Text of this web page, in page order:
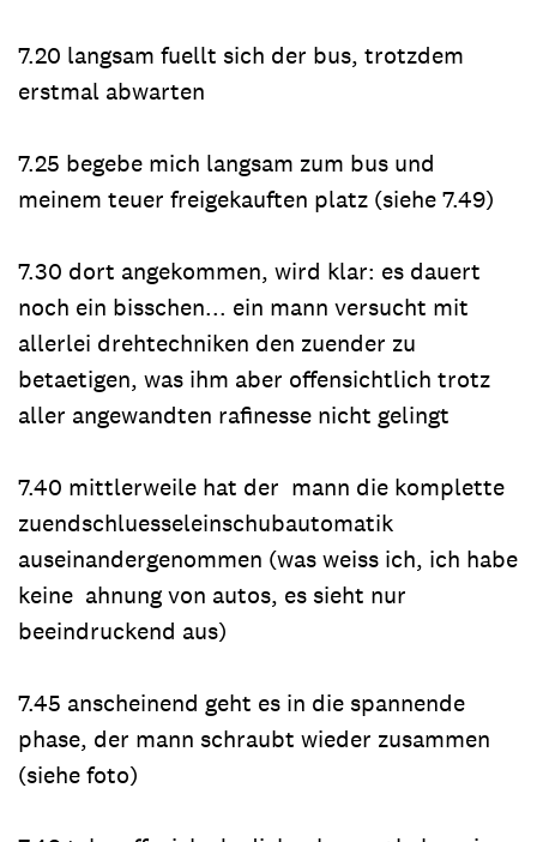
7.20 langsam fuellt sich der bus, trotzdem
erstmal abwarten
7.25 begebe mich langsam zum bus und
meinem teuer freigekauften platz (siehe 7.49)
7.30 dort angekommen, wird klar: es dauert
noch ein bisschen... ein mann versucht mit
allerlei drehtechniken den zuender zu
betaetigen, was ihm aber offensichtlich trotz
aller angewandten rafinesse nicht gelingt
7.40 mittlerweile hat der mann die komplette
zuendschluesseleinschubautomatik
auseinandergenommen (was weiss ich, ich habe
keine ahnung von autos, es sieht nur
beeindruckend aus)
7.45 anscheinend geht es in die spannende
phase, der mann schraubt wieder zusammen
(siehe foto)